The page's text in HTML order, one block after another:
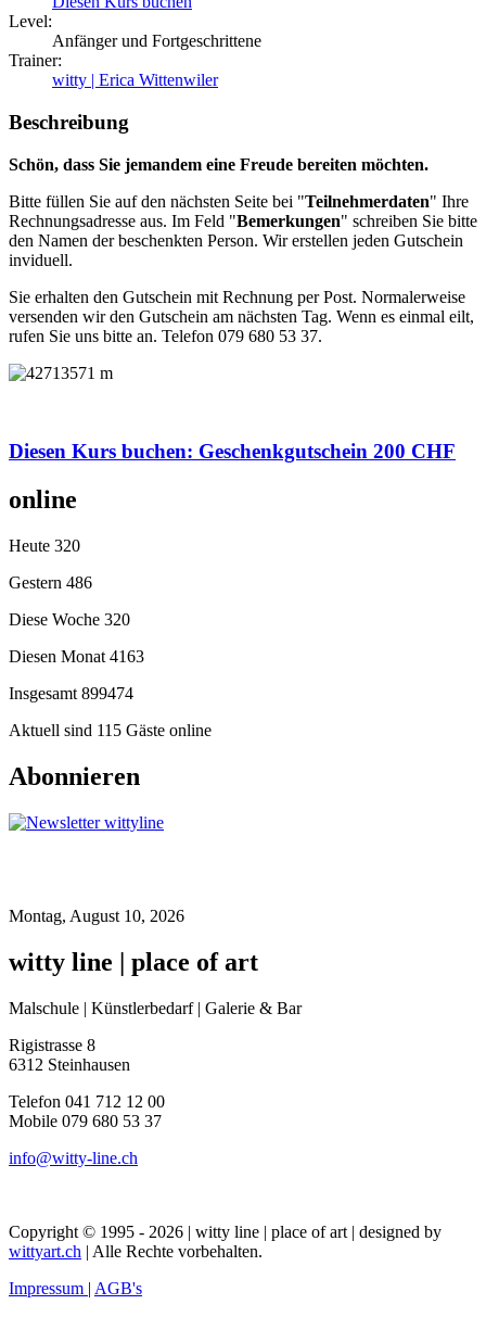
Level:
Anfänger und Fortgeschrittene
Trainer:
witty | Erica Wittenwiler
Beschreibung
Schön, dass Sie jemandem eine Freude bereiten möchten.
Bitte füllen Sie auf den nächsten Seite bei "Teilnehmerdaten" Ihre
Rechnungsadresse aus. Im Feld "Bemerkungen" schreiben Sie bitte
den Namen der beschenkten Person. Wir erstellen jeden Gutschein
inviduell.
Sie erhalten den Gutschein mit Rechnung per Post. Normalerweise
versenden wir den Gutschein am nächsten Tag. Wenn es einmal eilt,
rufen Sie uns bitte an. Telefon 079 680 53 37.
Diesen Kurs buchen: Geschenkgutschein 200 CHF
online
Heute 320
Gestern 486
Diese Woche 320
Diesen Monat 4163
Insgesamt 899474
Aktuell sind 115 Gäste online
Abonnieren
Montag, August 10, 2026
witty line | place of art
Malschule | Künstlerbedarf | Galerie & Bar
Rigistrasse 8
6312 Steinhausen
Telefon 041 712 12 00
Mobile 079 680 53 37
info@witty-line.ch
Copyright © 1995 - 2026 | witty line | place of art | designed by
wittyart.ch | Alle Rechte vorbehalten.
Impressum | AGB's